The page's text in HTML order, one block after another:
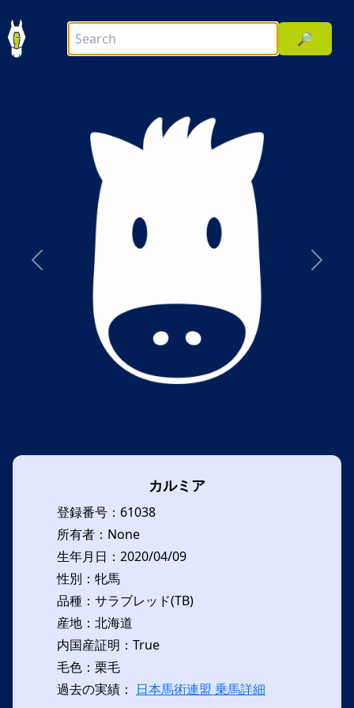
🔎
前へ 次へ
カルミア
登録番号：61038
所有者：None
生年月日：2020/04/09
性別：牝馬
品種：サラブレッド(TB)
産地：北海道
内国産証明：True
毛色：栗毛
過去の実績： 日本馬術連盟 乗馬詳細